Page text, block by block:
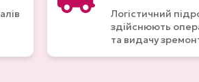
Логістичний
здійснюють
та видачу